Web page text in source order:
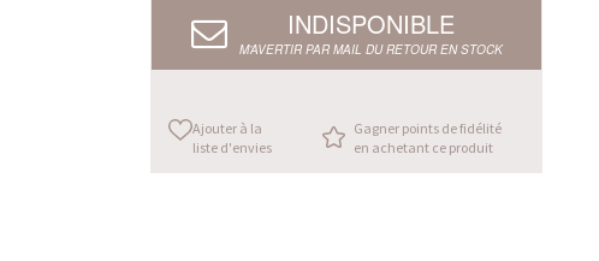
INDISPONIBLE
M’AVERTIR PAR MAIL DU RETOUR EN STOCK
Ajouter à la
liste d'envies
Gagner points de fidélité
en achetant ce produit